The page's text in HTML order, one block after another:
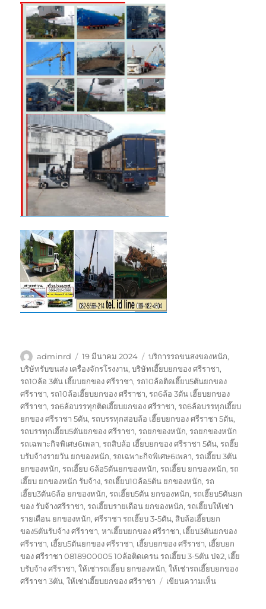
ผู้
เขียน
adminrd
เขียน
เมื่อ
19 มีนาคม 2024
ป้าย
กำกับ
บริการรถขนสงของหนัก,
บริษัทรับขนส่ง เครื่องจักรโรงงาน,บริษัทเฮี๊ยบยกของ ศรีราชา,
รถ10ล้อ 3ตัน เฮี๊ยบยกของ ศรีราชา,รถ10ล้อติดเฮี๊ยบ5ตันยกของ
ศรีราชา,รถ10ล้อเฮี๊ยบยกของ ศรีราชา,รถ6ล้อ 3ตัน เฮี๊ยบยกของ
ศรีราชา,รถ6ล้อบรรทุกติดเฮี๊ยบยกของ ศรีราชา,รถ6ล้อบรรทุกเฮี๊ยบ
ยกของ ศรีราชา 5ตัน,รถบรรทุกสอบล้อ เฮี๊ยบยกของ ศรีราชา 5ตัน,
รถบรรทุกเฮี๊ยบ5ตันยกของ ศรีราชา,รถยกของหนัก,รถยกของหนัก
รถเฉพาะกิจพิเศษ6เพลา,รถสิบล้อ เฮี๊ยบยกของ ศรีราชา 5ตัน,รถฮี๊ย
บรับจ้างรายวัน ยกของหนัก,รถเฉพาะกิจพิเศษ6เพลา,รถเฮี๊ยบ 3ตัน
ยกของหนัก,รถเฮี๊ยบ 6ล้อ5ตันยกของหนัก,รถเฮี๊ยบ ยกของหนัก,รถ
เฮี๊ยบ ยกของหนัก รับจ้าง,รถเฮี๊ยบ10ล้อ5ตัน ยกของหนัก,รถ
เฮี๊ยบ3ตัน6ล้อ ยกของหนัก,รถเฮี๊ยบ5ตัน ยกของหนัก,รถเฮี๊ยบ5ตันยก
ของ รับจ้างศรีราชา,รถเฮี๊ยบรายเดือน ยกของหนัก,รถเฮี๊ยบให้เช่า
รายเดือน ยกของหนัก,ศรีราชา รถเฮี๊ยบ 3-5ตัน, สิบล้อเฮี๊ยบยก
ของ5ตันรับจ้าง ศรีราชา,หาเฮี๊ยบยกของ ศรีราชา, เฮี๊ยบ3ตันยกของ
ศรีราชา, เฮี๊ยบ5ตันยกของ ศรีราชา, เฮี๊ยบยกของ ศรีราชา, เฮี๊ยบยก
ของ ศรีราชา 0818900005 10ล้อติดเครน รถเฮี๊ยบ 3-5ตัน ปจ2, เฮี๊ย
บรับจ้าง ศรีราชา,ให้เช่ารถเฮี๊ยบ ยกของหนัก,ให้เช่ารถเฮี๊ยบยกของ
ศรีราชา 3ตัน,ให้เช่าเฮี๊ยบยกของ ศรีราชา เขียนความเห็นบน